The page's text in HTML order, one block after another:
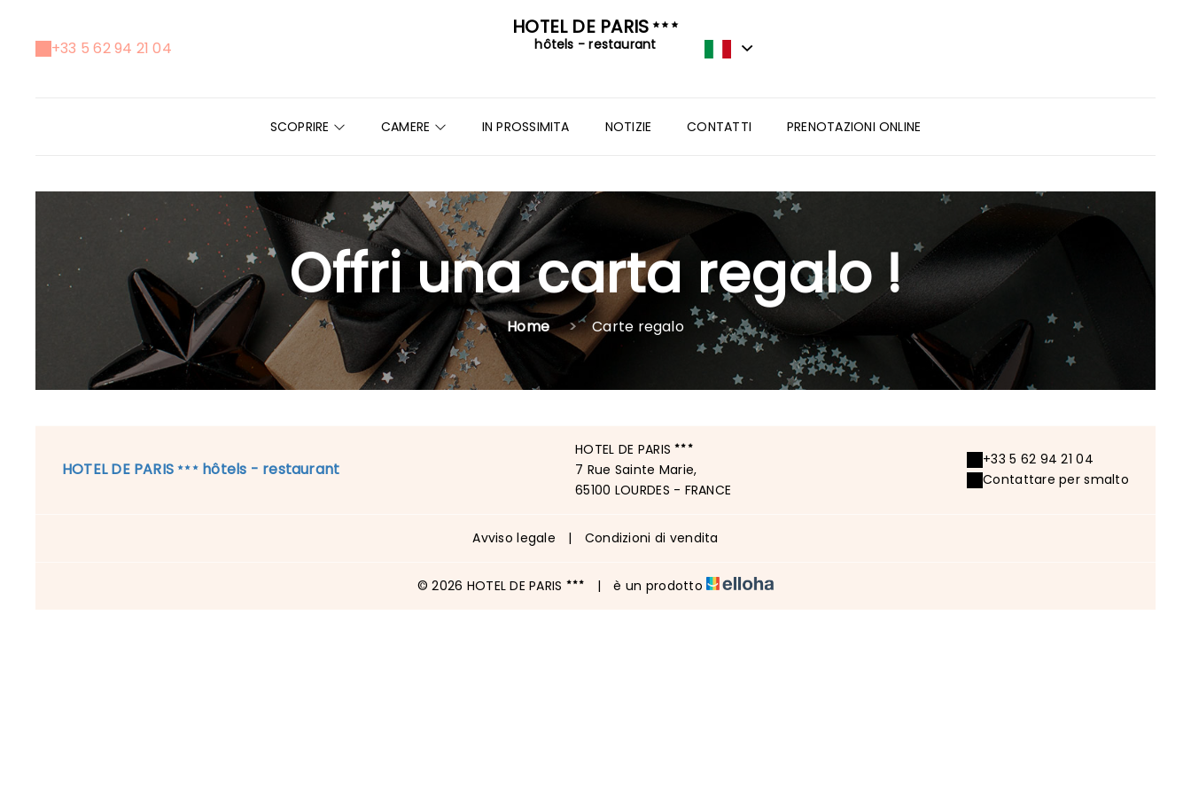
+33 5 62 94 21 04
HOTEL DE PARIS
hôtels - restaurant
SCOPRIRE CAMERE IN PROSSIMITA NOTIZIE CONTATTI PRENOTAZIONI ONLINE
Offri una carta regalo !
Home Carte regalo
HOTEL DE PARIS hôtels - restaurant
HOTEL DE PARIS
7 Rue Sainte Marie,
65100 LOURDES - FRANCE
+33 5 62 94 21 04
Contattare per smalto
Avviso legale | Condizioni di vendita
© 2026 HOTEL DE PARIS | è un prodotto